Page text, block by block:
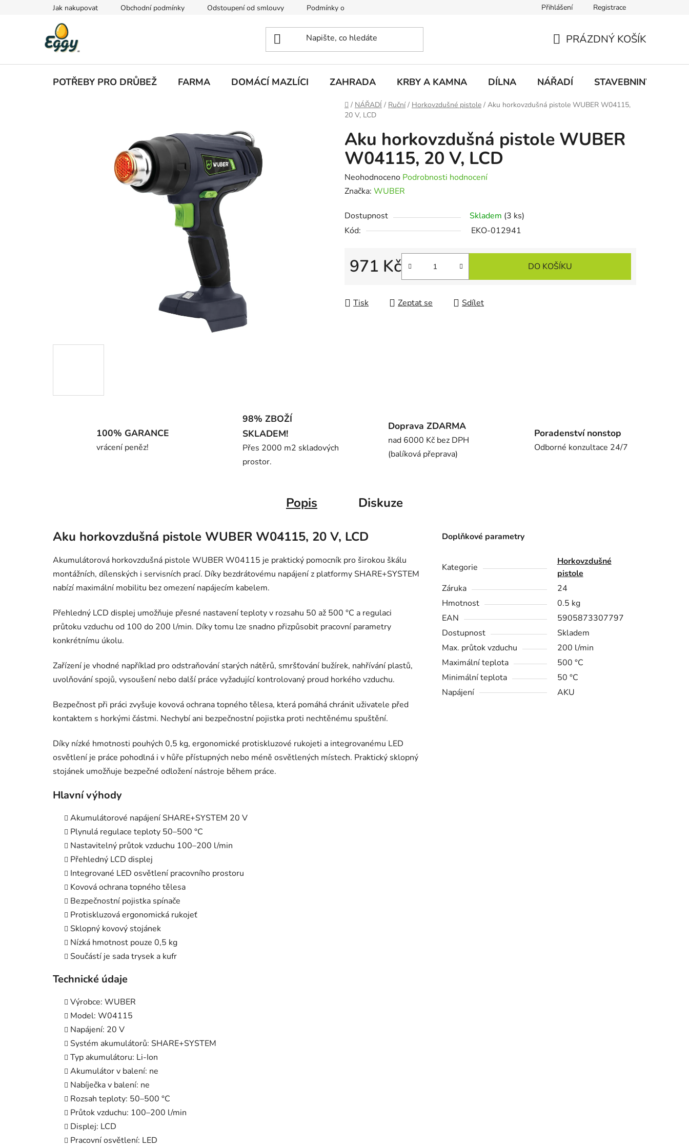
Jak nakupovat Obchodní podmínky Odstoupení od smlouvy Podmínky ochrany osobních údajů Doprava a platbaPřihlášení Registrace
KOŠÍK
PRÁZDNÝ KOŠÍK
POTŘEBY PRO DRŮBEŽ FARMA DOMÁCÍ MAZLÍCI ZAHRADA KRBY A KAMNA DÍLNA NÁŘADÍ STAVEBNINY
Domů
/ NÁŘADÍ / Ruční / Horkovzdušné pistole / Aku horkovzdušná pistole WUBER W04115,
20 V, LCD
Aku horkovzdušná pistole WUBER
W04115, 20 V, LCD
Průměrné
hodnocení
je
0,0
hvězdiček.
Neohodnoceno Podrobnosti hodnocení
Značka: WUBER
Dostupnost Skladem (3 ks)
Kód:
EKO-012941
971 Kč DO KOŠÍKU
Tisk Zeptat se Sdílet
100% GARANCE
vrácení peněz!
98% ZBOŽÍ
SKLADEM!
Přes 2000 m2 skladových
prostor.
Doprava ZDARMA
nad 6000 Kč bez DPH
(balíková přeprava)
Poradenství nonstop
Odborné konzultace 24/7
Popis Diskuze
Aku horkovzdušná pistole WUBER W04115, 20 V, LCD
Akumulátorová horkovzdušná pistole WUBER W04115 je praktický pomocník pro širokou škálu
montážních, dílenských i servisních prací. Díky bezdrátovému napájení z platformy SHARE+SYSTEM
nabízí maximální mobilitu bez omezení napájecím kabelem.
Přehledný LCD displej umožňuje přesné nastavení teploty v rozsahu 50 až 500 °C a regulaci
průtoku vzduchu od 100 do 200 l/min. Díky tomu lze snadno přizpůsobit pracovní parametry
konkrétnímu úkolu.
Zařízení je vhodné například pro odstraňování starých nátěrů, smršťování bužírek, nahřívání plastů,
uvolňování spojů, vysoušení nebo další práce vyžadující kontrolovaný proud horkého vzduchu.
Bezpečnost při práci zvyšuje kovová ochrana topného tělesa, která pomáhá chránit uživatele před
kontaktem s horkými částmi. Nechybí ani bezpečnostní pojistka proti nechtěnému spuštění.
Díky nízké hmotnosti pouhých 0,5 kg, ergonomické protiskluzové rukojeti a integrovanému LED
osvětlení je práce pohodlná i v hůře přístupných nebo méně osvětlených místech. Praktický sklopný
stojánek umožňuje bezpečné odložení nástroje během práce.
Hlavní výhody
Akumulátorové napájení SHARE+SYSTEM 20 V
Plynulá regulace teploty 50–500 °C
Nastavitelný průtok vzduchu 100–200 l/min
Přehledný LCD displej
Integrované LED osvětlení pracovního prostoru
Kovová ochrana topného tělesa
Bezpečnostní pojistka spínače
Protiskluzová ergonomická rukojeť
Sklopný kovový stojánek
Nízká hmotnost pouze 0,5 kg
Součástí je sada trysek a kufr
Technické údaje
Výrobce: WUBER
Model: W04115
Napájení: 20 V
Systém akumulátorů: SHARE+SYSTEM
Typ akumulátoru: Li-Ion
Akumulátor v balení: ne
Nabíječka v balení: ne
Rozsah teploty: 50–500 °C
Průtok vzduchu: 100–200 l/min
Displej: LCD
Pracovní osvětlení: LED
Doplňkové parametry
Kategorie
Horkovzdušné
pistole
Záruka
24
Hmotnost
0.5 kg
EAN
5905873307797
Dostupnost
Skladem
Max. průtok vzduchu
200 l/min
Maximální teplota
500 °C
Minimální teplota
50 °C
Napájení
AKU